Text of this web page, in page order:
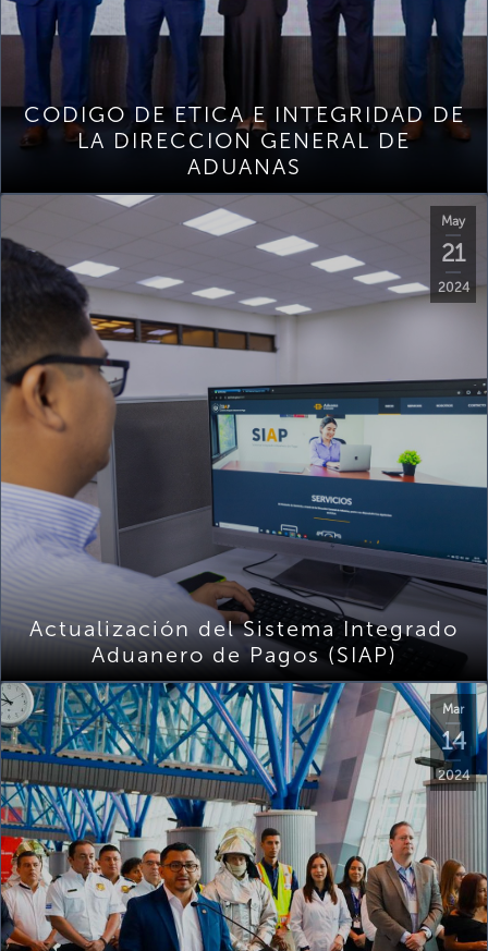
CODIGO DE ETICA E INTEGRIDAD DE
LA DIRECCION GENERAL DE
ADUANAS
May
21
2024
Actualización del Sistema Integrado
Aduanero de Pagos (SIAP)
Mar
14
2024